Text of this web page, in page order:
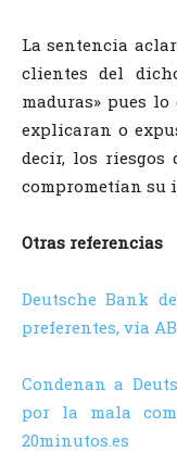
La sentencia
clientes del
maduras» pues
explicaran o
decir, los riesgos
comprometían su
Otras referencias
Deutsche Bank
preferentes, vía
Condenan a
por la mala
20minutos.es